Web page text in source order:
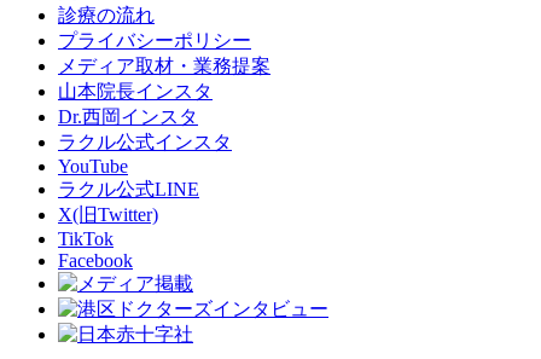
診療の流れ
プライバシーポリシー
メディア取材・業務提案
山本院長インスタ
Dr.西岡インスタ
ラクル公式インスタ
YouTube
ラクル公式LINE
X(旧Twitter)
TikTok
Facebook